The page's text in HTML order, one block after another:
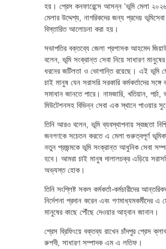
হয়। প্রেস কনফারেন্সে আসন্ন ‘ভূমি মেলা
মেলার উদ্দেশ্য, নাগরিকদের জন্য প্রদেয় ভূমিসেবা
বিস্তারিত আলোচনা করা হয়।
সভাপতির বক্তব্যে জেলা প্রশাসক আহমেদ
বলেন, ভূমি সংক্রান্ত সেবা নিয়ে সাধারণ
ধরনের জটিলতা ও ভোগান্তি রয়েছে। এই ভূমি
চাই মানুষ যেন সরাসরি সরকারি কর্মকর্তাদের
সমাধান জানতে পারে। নামজারি, খতিয়ান,
মিউটেশনসহ বিভিন্ন সেবা এক স্থানে পাওয়ার
তিনি আরও বলেন, ভূমি ব্যবস্থাপনায় স্বচ্ছতা
জনগণকে সচেতন করতে এ মেলা গুরুত্বপূর্ণ
নতুন প্রজন্মকে ভূমি সংক্রান্ত আধুনিক সেবা
হবে। আমরা চাই মানুষ দালালচক্র এড়িয়ে
অভ্যস্ত হোক।
তিনি সংশ্লিষ্ট সকল কর্মকর্তা-কর্মচারীদের
নির্দেশনা প্রদান করেন এবং গণমাধ্যমকর্মীদের এ
মানুষের কাছে পৌঁছে দেওয়ার আহ্বান জানান।
প্রেস ব্রিফিংয়ে বক্তব্য রাখেন চাঁদপুর প্রেস
রুশদী, সাধারণ সম্পাদক এম এ লতিফ।